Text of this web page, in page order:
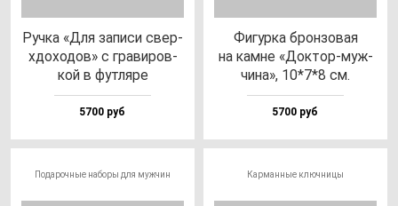
Руч­ка «Для за­пи­си свер­
хдо­хо­дов» с гра­ви­ров­
кой в фут­ля­ре
5700 руб
Фигур­ка брон­зо­вая
на кам­не «Док­тор-муж­
чи­на», 10*7*8 см.
5700 руб
Подарочные наборы для мужчин Карманные ключницы